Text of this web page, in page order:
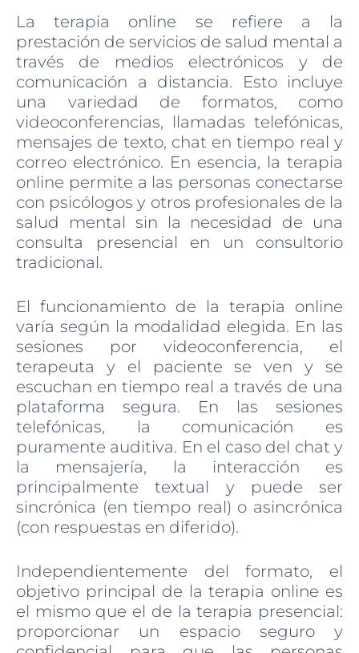
La terapia online se refiere a la
prestación de servicios de salud mental a
través de medios electrónicos y de
comunicación a distancia. Esto incluye
una variedad de formatos, como
videoconferencias, llamadas telefónicas,
mensajes de texto, chat en tiempo real y
correo electrónico. En esencia, la terapia
online permite a las personas conectarse
con psicólogos y otros profesionales de la
salud mental sin la necesidad de una
consulta presencial en un consultorio
tradicional.
El funcionamiento de la terapia online
varía según la modalidad elegida. En las
sesiones por videoconferencia, el
terapeuta y el paciente se ven y se
escuchan en tiempo real a través de una
plataforma segura. En las sesiones
telefónicas, la comunicación es
puramente auditiva. En el caso del chat y
la mensajería, la interacción es
principalmente textual y puede ser
sincrónica (en tiempo real) o asincrónica
(con respuestas en diferido).
Independientemente del formato, el
objetivo principal de la terapia online es
el mismo que el de la terapia presencial:
proporcionar un espacio seguro y